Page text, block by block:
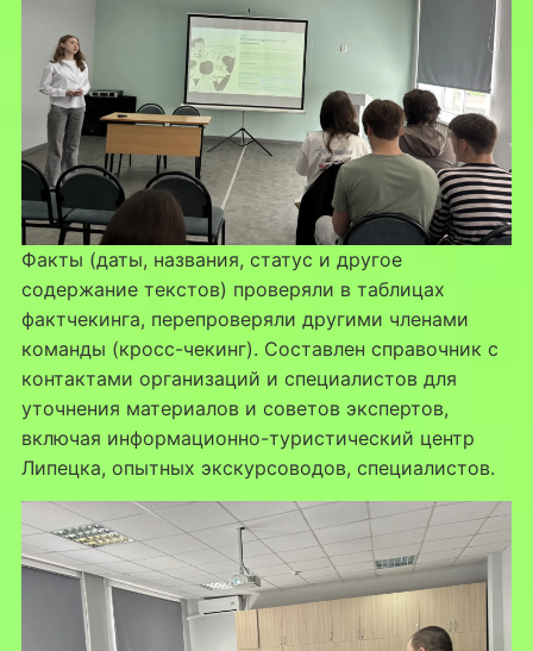
Факты (даты, названия, статус и другое
содержание текстов) проверяли в таблицах
фактчекинга, перепроверяли другими членами
команды (кросc-чекинг). Составлен справочник с
контактами организаций и специалистов для
уточнения материалов и советов экспертов,
включая информационно-туристический центр
Липецка, опытных экскурсоводов, специалистов.